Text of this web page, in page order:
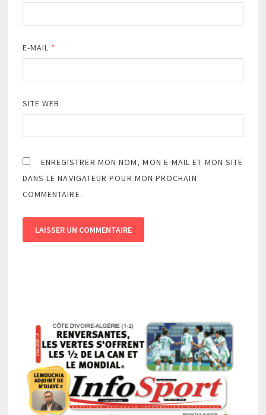
E-MAIL *
SITE WEB
ENREGISTRER MON NOM, MON E-MAIL ET MON SITE
DANS LE NAVIGATEUR POUR MON PROCHAIN
COMMENTAIRE.